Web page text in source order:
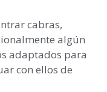
cabras,
algún
adaptados para
con ellos de